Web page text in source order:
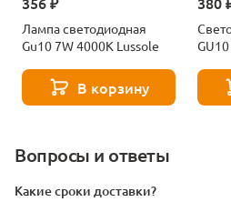
Лампа светодиодная
Gu10 7W 4000K Lussole
В корзину
Вопросы и ответы
Какие сроки доставки?